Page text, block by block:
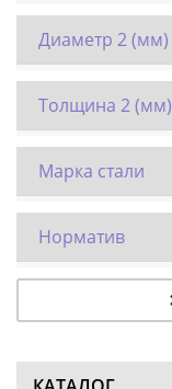
Диаметр 2 (мм)
Толщина 2 (мм)
Марка стали
Норматив